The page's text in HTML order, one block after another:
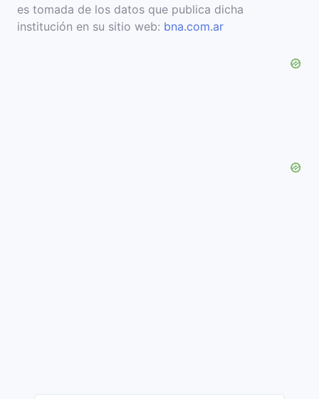
es tomada de los datos que publica dicha
institución en su sitio web: bna.com.ar